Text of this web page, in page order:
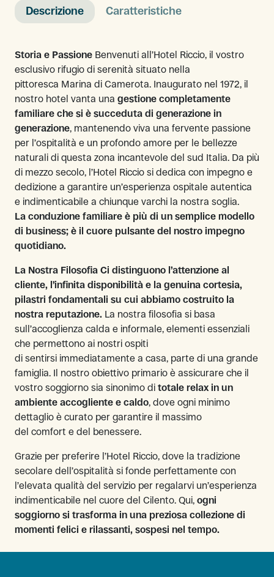
Descrizione Caratteristiche
Storia e Passione Benvenuti all’Hotel Riccio, il vostro
esclusivo rifugio di serenità situato nella
pittoresca Marina di Camerota. Inaugurato nel 1972, il
nostro hotel vanta una gestione completamente
familiare che si è succeduta di generazione in
generazione, mantenendo viva una fervente passione
per l’ospitalità e un profondo amore per le bellezze
naturali di questa zona incantevole del sud Italia. Da più
di mezzo secolo, l’Hotel Riccio si dedica con impegno e
dedizione a garantire un’esperienza ospitale autentica
e indimenticabile a chiunque varchi la nostra soglia.
La conduzione familiare è più di un semplice modello
di business; è il cuore pulsante del nostro impegno
quotidiano.
La Nostra Filosofia Ci distinguono l’attenzione al
cliente, l’infinita disponibilità e la genuina cortesia,
pilastri fondamentali su cui abbiamo costruito la
nostra reputazione. La nostra filosofia si basa
sull’accoglienza calda e informale, elementi essenziali
che permettono ai nostri ospiti
di sentirsi immediatamente a casa, parte di una grande
famiglia. Il nostro obiettivo primario è assicurare che il
vostro soggiorno sia sinonimo di totale relax in un
ambiente accogliente e caldo, dove ogni minimo
dettaglio è curato per garantire il massimo
del comfort e del benessere.
Grazie per preferire l’Hotel Riccio, dove la tradizione
secolare dell’ospitalità si fonde perfettamente con
l’elevata qualità del servizio per regalarvi un’esperienza
indimenticabile nel cuore del Cilento. Qui, ogni
soggiorno si trasforma in una preziosa collezione di
momenti felici e rilassanti, sospesi nel tempo.